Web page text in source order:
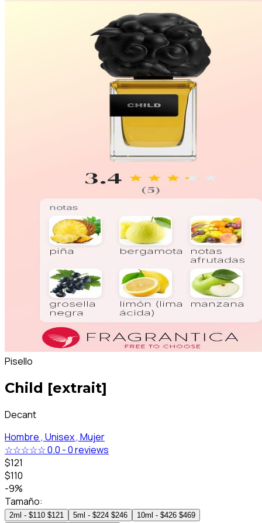
Pisello
Child [extrait]
Decant
Hombre , Unisex , Mujer
☆☆☆☆☆0.0 -0 reviews
$121
$110
-9%
Tamaño:
2ml - $110 $121 5ml - $224 $246 10ml - $426 $469